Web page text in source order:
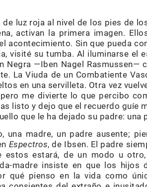
luz roja al nivel de los pies de
activan la primera imagen.
Sin que pueda
visité su tumba. Al iluminarse el
—Iben Nagel Rasmussen—
La Viuda de un Combatiente
en una servilleta. Otra vez
me divierte lo que percibo
listo y dejo que el recuerdo guíe
que le ha dejado su padre: una
una madre, un padre ausente;
Espectros, de Ibsen. El padre
estos estará, de un modo u
madre insiste en que los hijos
qué pienso en la vida como